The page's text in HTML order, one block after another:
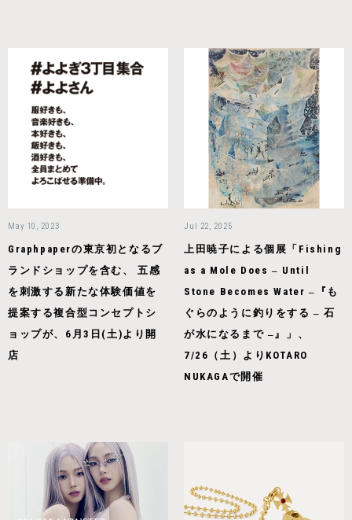
May 10, 2023
Graphpaperの東京初となるブ
ランドショップを含む、 五感
を刺激する新たな体験価値を
提案する複合型コンセプトシ
ョップが、6月3日(土)より開
店
Jul 22, 2025
上田暁子による個展「Fishing
as a Mole Does ‒ Until
Stone Becomes Water ‒『も
ぐらのように釣りをする ‒ 石
が水になるまで ‒』」、
7/26（土）よりKOTARO
NUKAGAで開催